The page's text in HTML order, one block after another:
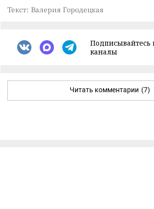
Текст: Валерия Городецкая
каналы
Читать комментарии (7)